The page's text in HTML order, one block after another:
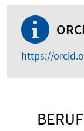
https://